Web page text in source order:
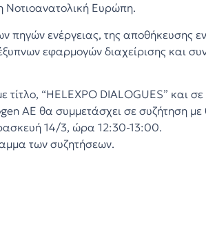
Νοτιοανατολική Ευρώπη.
ενέργειας, της αποθήκευσης
εφαρμογών διαχείρισης και
“HELEXPO DIALOGUES” και
AE θα συμμετάσχει σε συζήτηση
14/3, ώρα 12:30-13:00.
των συζητήσεων.